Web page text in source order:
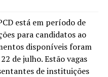
está em período de
para candidatos ao
disponíveis foram
de julho. Estão vagas
de instituições